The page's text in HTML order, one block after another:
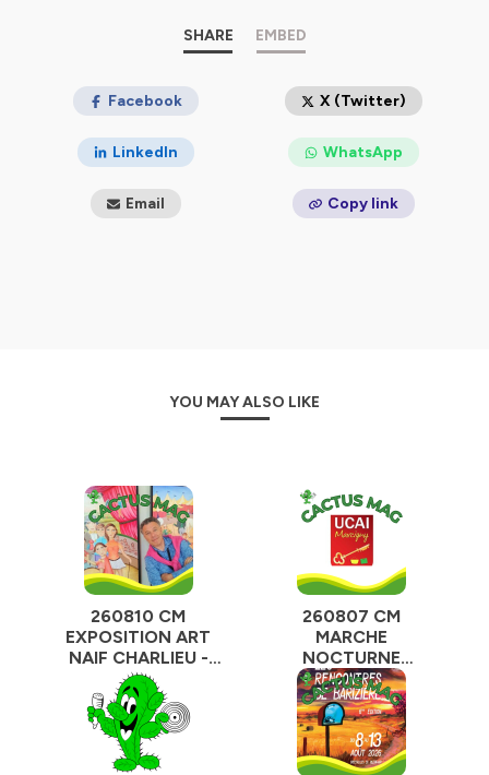
SHARE EMBED
Facebook X (Twitter)
LinkedIn WhatsApp
Email Copy link
YOU MAY ALSO LIKE
260810 CM
EXPOSITION ART
NAIF CHARLIEU -
JACQUES DUBOIS
260807 CM
MARCHE
NOCTURNE
MARCIGNY